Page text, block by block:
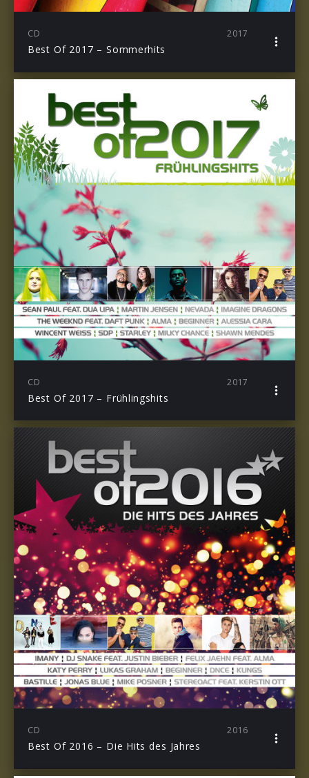
CD 2017
Best Of 2017 – Sommerhits
CD 2017
Best Of 2017 – Frühlingshits
CD 2016
Best Of 2016 – Die Hits des Jahres